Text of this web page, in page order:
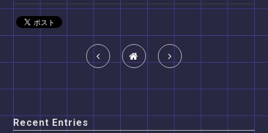
Recent Entries